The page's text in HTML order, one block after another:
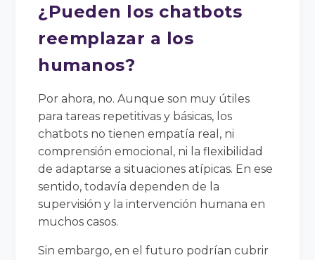
¿Pueden los chatbots
reemplazar a los
humanos?
Por ahora, no. Aunque son muy útiles
para tareas repetitivas y básicas, los
chatbots no tienen empatía real, ni
comprensión emocional, ni la flexibilidad
de adaptarse a situaciones atípicas. En ese
sentido, todavía dependen de la
supervisión y la intervención humana en
muchos casos.
Sin embargo, en el futuro podrían cubrir